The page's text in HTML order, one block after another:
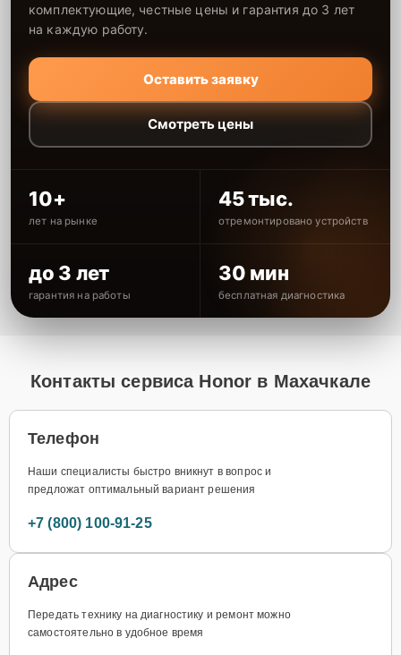
комплектующие, честные цены и гарантия до 3 лет
на каждую работу.
Оставить заявку
Смотреть цены
10+
лет на рынке
45 тыс.
отремонтировано устройств
до 3 лет
гарантия на работы
30 мин
бесплатная диагностика
Контакты сервиса Honor в Махачкале
Телефон
Наши специалисты быстро вникнут в вопрос и
предложат оптимальный вариант решения
+7 (800) 100-91-25
Адрес
Передать технику на диагностику и ремонт можно
самостоятельно в удобное время